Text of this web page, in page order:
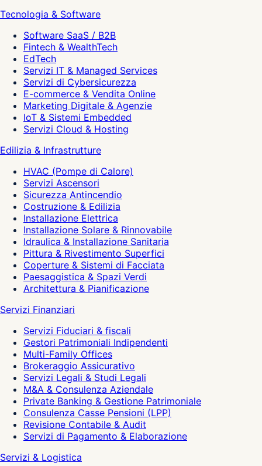
Tecnologia & Software
Software SaaS / B2B
Fintech & WealthTech
EdTech
Servizi IT & Managed Services
Servizi di Cybersicurezza
E-commerce & Vendita Online
Marketing Digitale & Agenzie
IoT & Sistemi Embedded
Servizi Cloud & Hosting
Edilizia & Infrastrutture
HVAC (Pompe di Calore)
Servizi Ascensori
Sicurezza Antincendio
Costruzione & Edilizia
Installazione Elettrica
Installazione Solare & Rinnovabile
Idraulica & Installazione Sanitaria
Pittura & Rivestimento Superfici
Coperture & Sistemi di Facciata
Paesaggistica & Spazi Verdi
Architettura & Pianificazione
Servizi Finanziari
Servizi Fiduciari & fiscali
Gestori Patrimoniali Indipendenti
Multi-Family Offices
Brokeraggio Assicurativo
Servizi Legali & Studi Legali
M&A & Consulenza Aziendale
Private Banking & Gestione Patrimoniale
Consulenza Casse Pensioni (LPP)
Revisione Contabile & Audit
Servizi di Pagamento & Elaborazione
Servizi & Logistica